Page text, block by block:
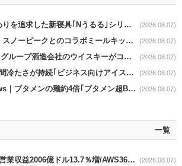
ニトリnews｜肌ざわりを追求した新寝具｢Nうるる｣シリーズを発売 (2026.08.07)
オイシックスnews｜スノーピークとのコラボミールキット8/13発売 (2026.08.07)
OICグループnews｜グループ酒造会社のウイスキーがコンペティション受賞 (2026.08.07)
青山商事news｜6時間冷たさが持続｢ビジネス向けアイスベスト｣発売 (2026.08.07)
セブンｰイレブンnews｜ブタメンの麺約4倍｢ブタメン超BIG｣8/11から限定発売 (2026.08.07)
一覧
Amazon news｜2Q営業収益2006億ドル13.7％増/AWS36.8％％増が貢献 (2026.08.07)